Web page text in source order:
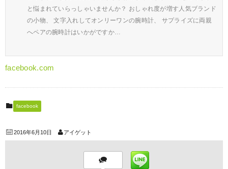
と悩まれていらっしゃいませんか？ おしゃれ度が増す人気ブランド
の小物、 文字入れしてオンリーワンの腕時計、 サプライズに両親
へペアの腕時計はいかがですか…
facebook.com
facebook
2016年6月10日 アイゲット